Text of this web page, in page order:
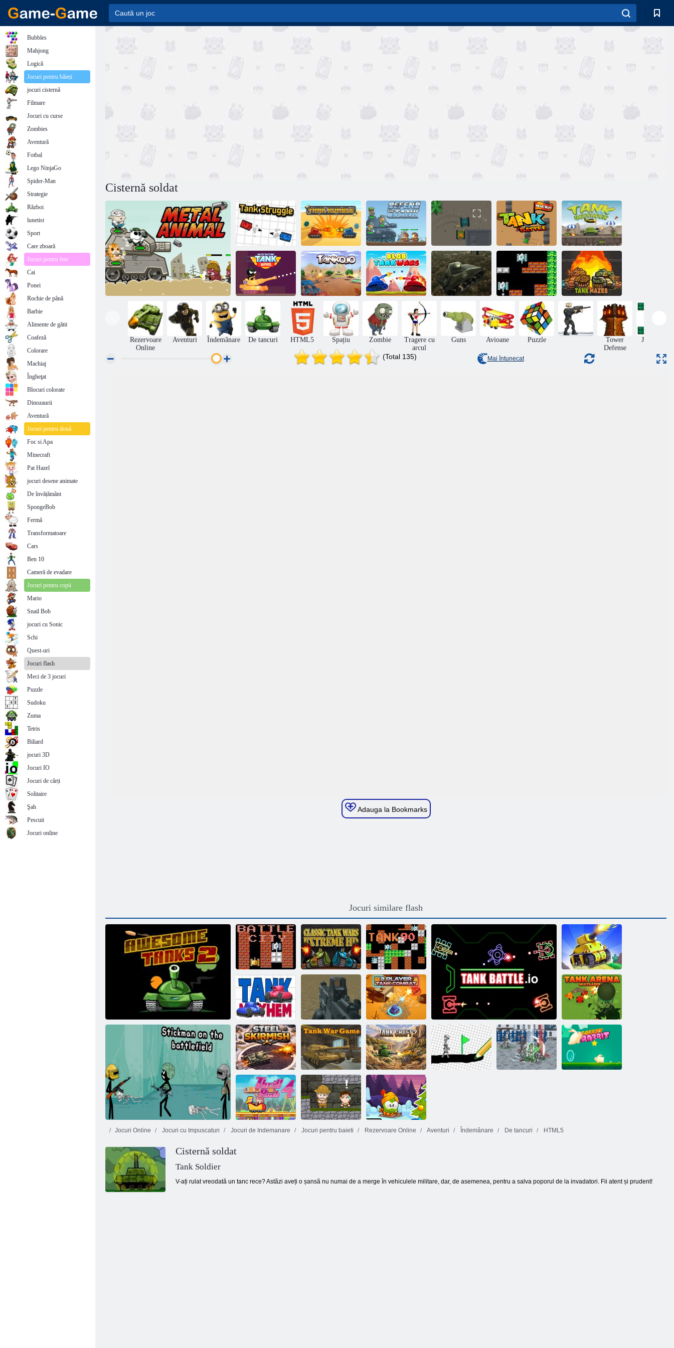
Cisternă soldat
Lupta cisternă Tank Rumble
Apărați
rezervorul
Tank Arena
Micro Battle
Fundaș de tanc
Stick războaie
rezervor
Tanc. io Blob Tank Wars
Simulator de
război de tancuri
90 Luptă cu
tancuri
Labirinturi de
tancuri
Rezervoare
Online
Aventuri Îndemânare De tancuri HTML5 Spațiu Zombie
Tragere cu
arcul
Guns Avioane Puzzle
Tower
Defense
Jocuri de
(Total 135) Mai întunecat
Adauga la Bookmarks
Jocuri similare flash
Tancuri minunate 2
Battle City
online
Classic Tank
Wars Extreme
HD
Rezervorul 90
Tank Battle
multiplayer
Mayhem Tank
Elicopterul și
tancurile de luptă
cu deșerturi
Multiplayer
Luptă cu tancuri
pentru 2 jucători
Tank Arena
Lovitură de oțel
Joc de război cu
tancuri
Tank Craft 2
Jocuri Online Jocuri cu Impuscaturi Jocuri de Indemanare Jocuri pentru baieti Rezervoare Online Aventuri Îndemânare De tancuri HTML5
Cisternă soldat
Tank Soldier
V-ați rulat vreodată un tanc rece? Astăzi aveți o șansă nu numai de a merge în vehiculele militare, dar, de asemenea, pentru a salva poporul de la invadatori. Fii atent și prudent!
Bubbles
Mahjong
Logică
Jocuri pentru băieți
jocuri cisternă
Filmare
Jocuri cu curse
Zombies
Aventură
Fotbal
Lego NinjaGo
Spider-Man
Strategie
Război
lunetist
Sport
Care zboară
Jocuri pentru fete
Cai
Ponei
Rochie de până
Barbie
Alimente de gătit
Coafeză
Colorare
Machiaj
Îngheţat
Blocuri colorate
Dinozaurii
Aventură
Jocuri pentru două
Foc si Apa
Minecraft
Pat Hazel
jocuri desene animate
De învățământ
SpongeBob
Fermă
Transformatoare
Cars
Ben 10
Cameră de evadare
Jocuri pentru copii
Mario
Snail Bob
jocuri cu Sonic
Schi
Quest-uri
Jocuri flash
Meci de 3 jocuri
Puzzle
Sudoku
Zuma
Tetris
Biliard
jocuri 3D
Jocuri IO
Jocuri de cărți
Solitaire
Şah
Pescuit
Jocuri online